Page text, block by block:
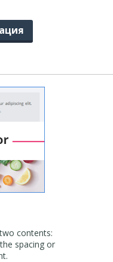
contents:
spacing or